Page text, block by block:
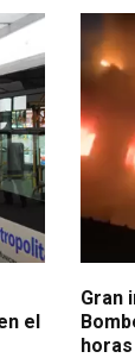
el
Gran